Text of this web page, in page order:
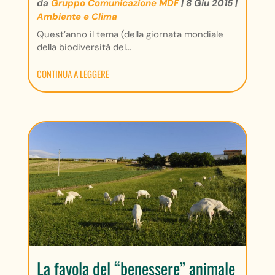
da Gruppo Comunicazione MDF| 8 Giu 2015|
Ambiente e Clima
Quest’anno il tema (della giornata mondiale
della biodiversità del...
CONTINUA A LEGGERE
La favola del “benessere” animale